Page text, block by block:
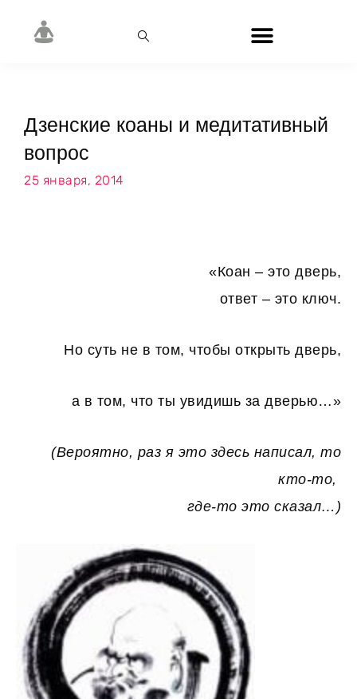
Дзенские коаны и медитативный
вопрос
25 января, 2014
«Коан – это дверь,
ответ – это ключ.
Но суть не в том, чтобы открыть дверь,
а в том, что ты увидишь за дверью…»
(Вероятно, раз я это здесь написал, то
кто-то,
где-то это сказал…)